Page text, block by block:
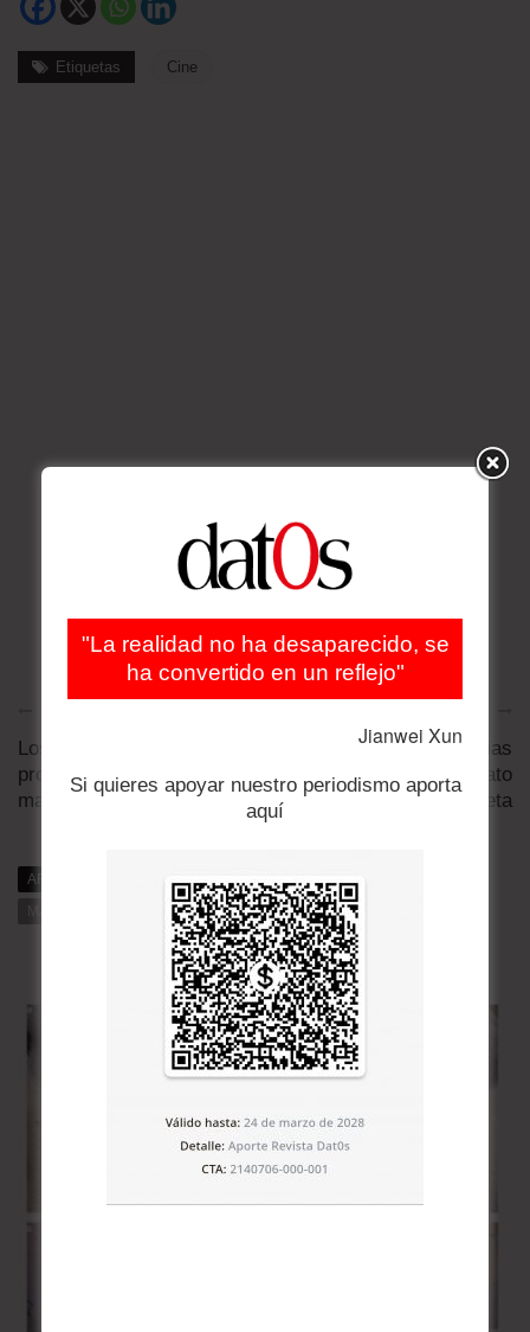
Etiquetas Cine
Los bebés y los niños
propagan el virus con
mayor facilidad en ...
El riesgo de pandemias
aumenta por el maltrato
al planeta
ARTÍCULOS RELACIONADOS
MÁS DE DAT0S
MÁS DE LA CATEGORÍA
"La realidad no ha desaparecido, se
ha convertido en un reflejo"
Jianwei Xun
Si quieres apoyar nuestro periodismo aporta
aquí